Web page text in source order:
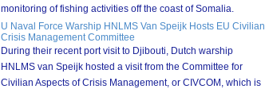
monitoring of fishing activities off the coast of Somalia.
U Naval Force Warship HNLMS Van Speijk Hosts EU Civilian
Crisis Management Committee
During their recent port visit to Djibouti, Dutch warship
HNLMS van Speijk hosted a visit from the Committee for
Civilian Aspects of Crisis Management, or CIVCOM, which is